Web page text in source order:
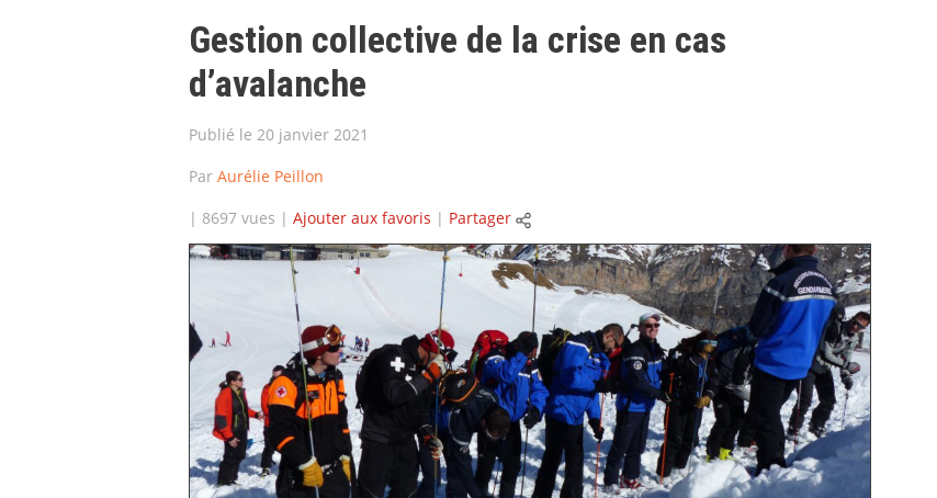
Gestion collective de la crise en cas
d’avalanche
Publié le 20 janvier 2021
Par Aurélie Peillon
| 8697 vues | Ajouter aux favoris | Partager